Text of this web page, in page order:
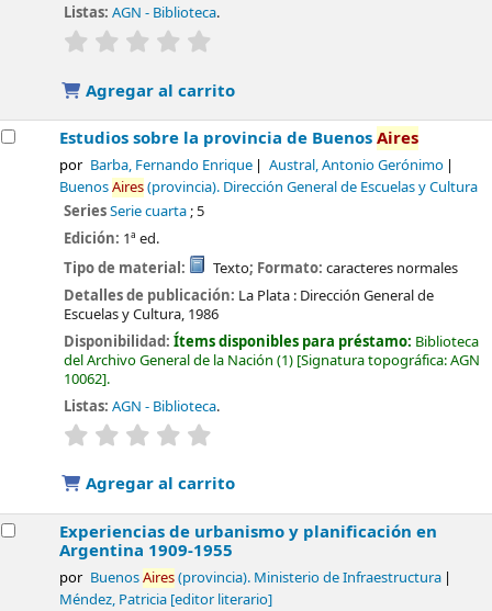
Listas: AGN - Biblioteca.
valoración
Agregar al carrito
Estudios sobre la provincia de BuenosAires
por Barba, Fernando Enrique
Austral, Antonio Gerónimo
BuenosAires(provincia). Dirección General de Escuelas y Cultura
SeriesSerie cuarta; 5
Edición: 1ª ed.
Tipo de material:
Texto; Formato: caracteres normales
Detalles de publicación: La Plata : Dirección General de
Escuelas y Cultura, 1986
Disponibilidad:Ítems disponibles para préstamo: Biblioteca
del Archivo General de la Nación (1) Signatura topográfica:AGN
10062 .
Listas: AGN - Biblioteca.
valoración
Agregar al carrito
Experiencias de urbanismo y planificación en
Argentina 1909-1955
por BuenosAires(provincia). Ministerio de Infraestructura
Méndez, Patricia [editor literario]